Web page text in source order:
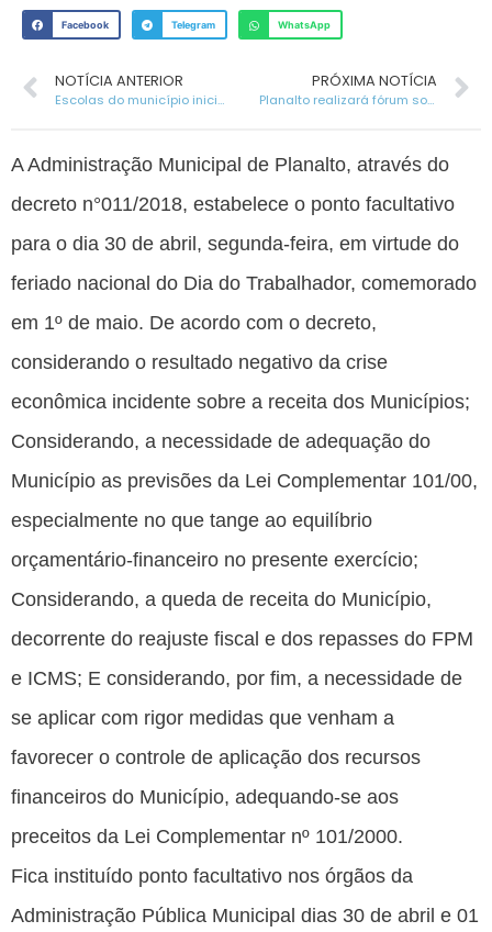
Facebook Telegram WhatsApp
NOTÍCIA ANTERIOR
Escolas do município iniciam expedições do programa “A união faz a vida”
PRÓXIMA NOTÍCIA
Planalto realizará fórum sobre a prevenção de acidentes de trabalho
A Administração Municipal de Planalto, através do
decreto n°011/2018, estabelece o ponto facultativo
para o dia 30 de abril, segunda-feira, em virtude do
feriado nacional do Dia do Trabalhador, comemorado
em 1º de maio. De acordo com o decreto,
considerando o resultado negativo da crise
econômica incidente sobre a receita dos Municípios;
Considerando, a necessidade de adequação do
Município as previsões da Lei Complementar 101/00,
especialmente no que tange ao equilíbrio
orçamentário-financeiro no presente exercício;
Considerando, a queda de receita do Município,
decorrente do reajuste fiscal e dos repasses do FPM
e ICMS; E considerando, por fim, a necessidade de
se aplicar com rigor medidas que venham a
favorecer o controle de aplicação dos recursos
financeiros do Município, adequando-se aos
preceitos da Lei Complementar nº 101/2000.
Fica instituído ponto facultativo nos órgãos da
Administração Pública Municipal dias 30 de abril e 01